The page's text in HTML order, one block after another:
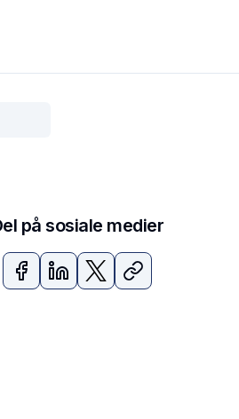
på sosiale medier